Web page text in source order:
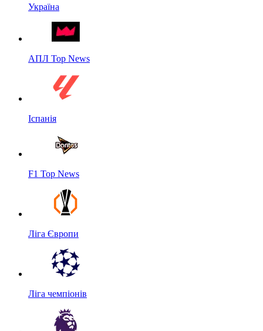
Україна
АПЛ Top News
Іспанія
F1 Top News
Ліга Європи
Ліга чемпіонів